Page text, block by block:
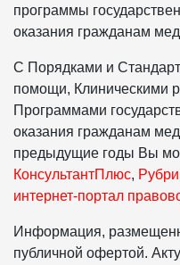
программы
оказания гражданам
С Порядками и
помощи, Клиническими
Программами
оказания гражданам
предыдущие годы Вы
КонсультантПлюс,
интернет-портал
Информация,
публичной офертой.